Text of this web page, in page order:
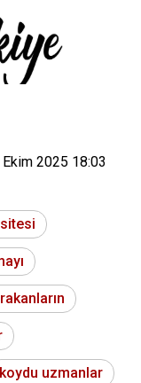
2025 18:03
koydu uzmanlar